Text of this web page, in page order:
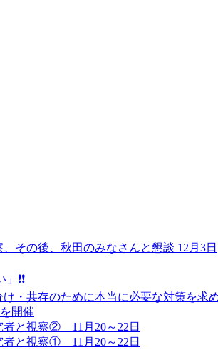
その後、秋田のみなさんと懇談 12月3日
❗❗
・共存のために本当に必要な対策を
開催
者と視察② 11月20～22日
者と視察① 11月20～22日